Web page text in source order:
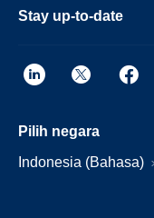
Stay up-to-date
Pilih negara
Indonesia (Bahasa)